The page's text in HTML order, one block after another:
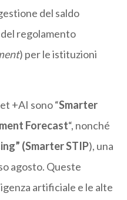
del saldo
regolamento
) per le istituzioni
+AI sono “Smarter
Forecast“, nonché
(Smarter STIP), una
agosto. Queste
artificiale e le alte